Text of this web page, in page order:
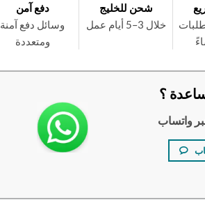
شحن للخليج
خلال 3–5 أيام عمل
دفع آمن
وسائل دفع آمنة
ومتعددة
؟
واتساب